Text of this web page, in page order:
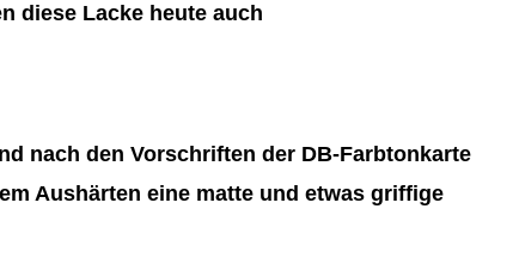
diese Lacke heute auch
nach den Vorschriften der DB-Farbtonkarte
Aushärten eine matte und etwas griffige